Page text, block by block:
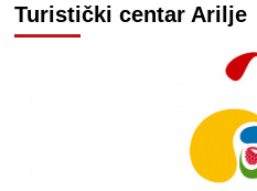
Turistički centar Arilje